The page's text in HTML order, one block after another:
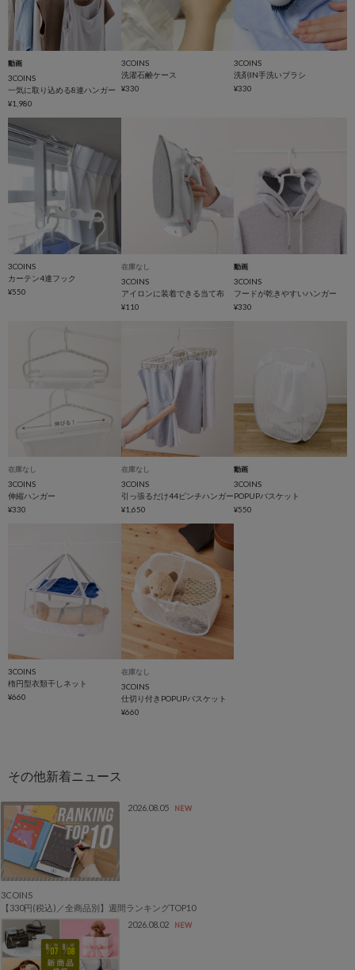
動画
3COINS
一気に取り込める8連ハンガー
¥1,980
3COINS
洗濯石鹸ケース
¥330
3COINS
洗剤IN手洗いブラシ
¥330
3COINS
カーテン4連フック
¥550
在庫なし
3COINS
アイロンに装着できる当て布
¥110
動画
3COINS
フードが乾きやすいハンガー
¥330
在庫なし
3COINS
伸縮ハンガー
¥330
在庫なし
3COINS
引っ張るだけ44ピンチハンガー
¥1,650
動画
3COINS
POPUPバスケット
¥550
3COINS
楕円型衣類干しネット
¥660
在庫なし
3COINS
仕切り付きPOPUPバスケット
¥660
2026.08.05 NEW
3COINS
【330円(税込)／全商品別】週間ランキングTOP10
2026.08.02
NEW